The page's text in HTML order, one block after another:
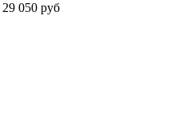
29 050 руб